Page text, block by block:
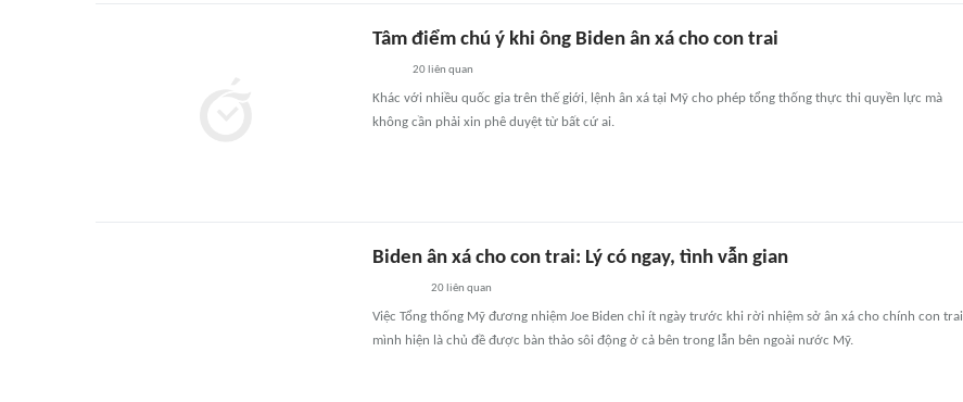
Tâm điểm chú ý khi ông Biden ân xá cho con trai
20liên quan
Khác với nhiều quốc gia trên thế giới, lệnh ân xá tại Mỹ cho phép tổng thống thực thi quyền lực mà
không cần phải xin phê duyệt từ bất cứ ai.
Biden ân xá cho con trai: Lý có ngay, tình vẫn gian
20 liên quan
Việc Tổng thống Mỹ đương nhiệm Joe Biden chỉ ít ngày trước khi rời nhiệm sở ân xá cho chính con trai
mình hiện là chủ đề được bàn thảo sôi động ở cả bên trong lẫn bên ngoài nước Mỹ.